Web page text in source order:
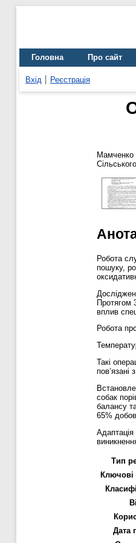
Головна Про сайт
Вхід Реєстрація
Робота
пошуку,
Протягом
вплив
Робота
Такі
пов’язані
собак
балансу
65%
Адаптація
Тип
Ключові
Дата